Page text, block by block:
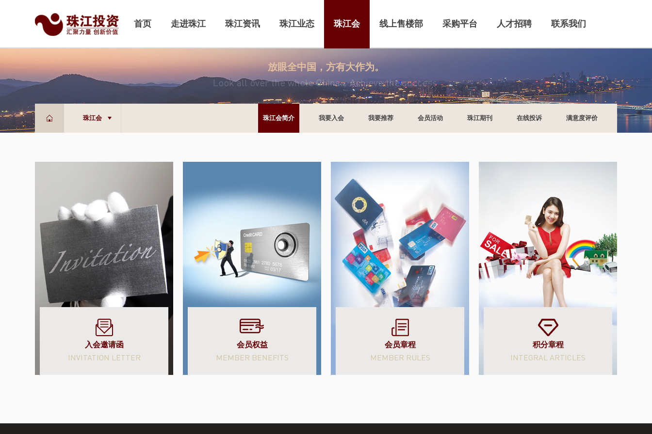
首页 走进珠江 珠江资讯 珠江业态 珠江会 线上售楼部 采购平台 人才招聘 联系我们
放眼全中国，方有大作为。
Look all over the whole China，Achieve the success.
珠江会 珠江会简介 我要入会 我要推荐 会员活动 珠江期刊 在线投诉 满意度评价
入会邀请函
INVITATION LETTER
会员权益
MEMBER BENEFITS
会员章程
MEMBER RULES
积分章程
INTEGRAL ARTICLES